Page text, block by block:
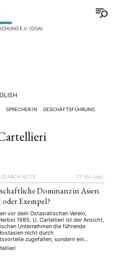
E.V. (DGA)
SPRECHER:IN GESCHÄFTSFÜHRUNG
NOTE 77–84 {:de}
Dominanz in Asien.
Exempel?
vor dem Ostasiatischen Verein,
1985. U. Cartellieri ist der Ansicht,
Unternehmen die führende
nicht durch
zugefallen, sondern ein
intensiveren und planvolleren
bei der Marktbearbeitung ist. Von